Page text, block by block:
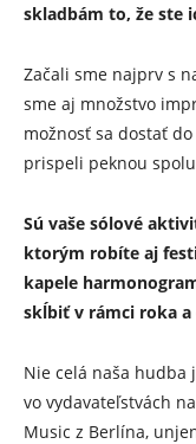
skladbám to, že ste
Začali sme najprv s
sme aj množstvo
možnosť sa dostať
prispeli peknou
Sú vaše sólové
ktorým robíte aj
kapele
skĺbiť v rámci roka a
Nie celá naša hudba
vo vydavateľstvách
Music z Berlína,